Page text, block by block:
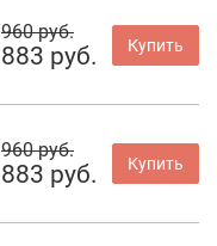
960 руб.
883 руб. Купить
960 руб.
883 руб. Купить